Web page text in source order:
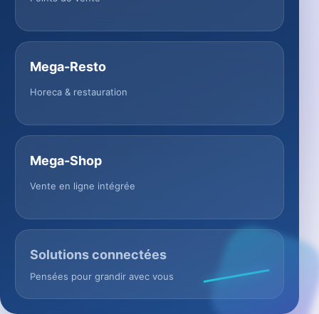
Mega-Resto
Horeca & restauration
Mega-Shop
Vente en ligne intégrée
Solutions connectées
Pensées pour grandir avec vous